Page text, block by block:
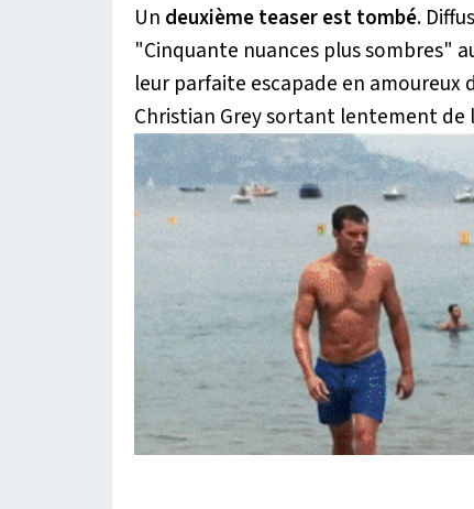
Un deuxième teaser est tombé.
"Cinquante nuances plus sombres"
leur parfaite escapade en amoureux
Christian Grey sortant lentement de